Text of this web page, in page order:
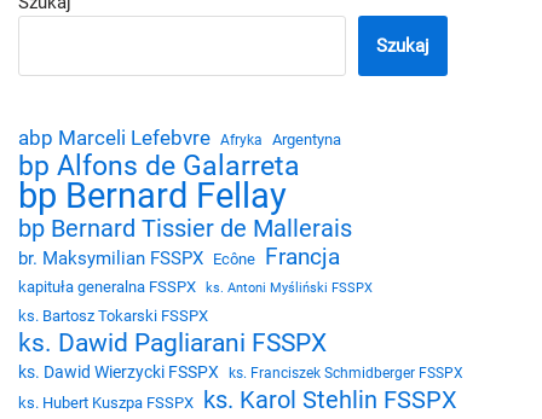
Szukaj
abp Marceli Lefebvre Afryka Argentyna
bp Alfons de Galarreta
bp Bernard Fellay
bp Bernard Tissier de Mallerais
br. Maksymilian FSSPX Ecône Francja
kapituła generalna FSSPX ks. Antoni Myśliński FSSPX
ks. Bartosz Tokarski FSSPX
ks. Dawid Pagliarani FSSPX
ks. Dawid Wierzycki FSSPX ks. Franciszek Schmidberger FSSPX
ks. Hubert Kuszpa FSSPX ks. Karol Stehlin FSSPX